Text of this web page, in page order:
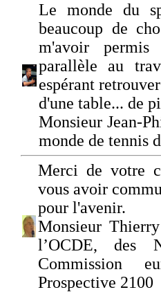
Le monde du
beaucoup de
m'avoir
parallèle au
espérant
d'une table... de
Monsieur Jean-
monde de tennis
Merci de votre
vous avoir
pour l'avenir.
Monsieur
l’OCDE, des
Commission
Prospective 2100